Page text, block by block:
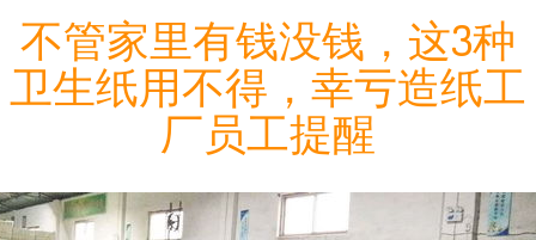
不管家里有钱没钱，这3种
卫生纸用不得，幸亏造纸工
厂员工提醒